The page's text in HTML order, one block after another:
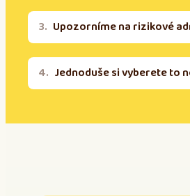
Upozorníme na rizikové
Jednoduše si vyberete to